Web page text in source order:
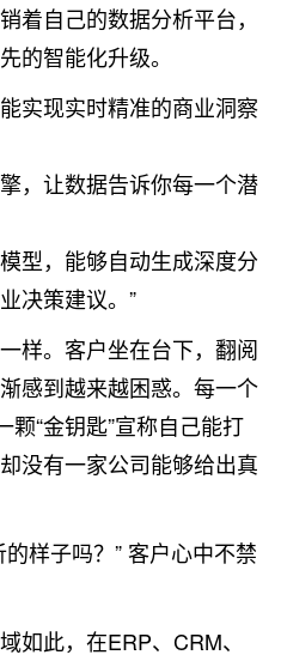
着自己的数据分析平台，
的智能化升级。
实现实时精准的商业洞察
，让数据告诉你每一个潜
型，能够自动生成深度分
决策建议。”
样。客户坐在台下，翻阅
感到越来越困惑。每一个
“金钥匙”宣称自己能打
没有一家公司能够给出真
样子吗？” 客户心中不禁
如此，在ERP、CRM、